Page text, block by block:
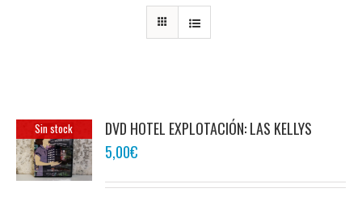
Sin stock
DVD HOTEL EXPLOTACIÓN: LAS KELLYS
5,00€